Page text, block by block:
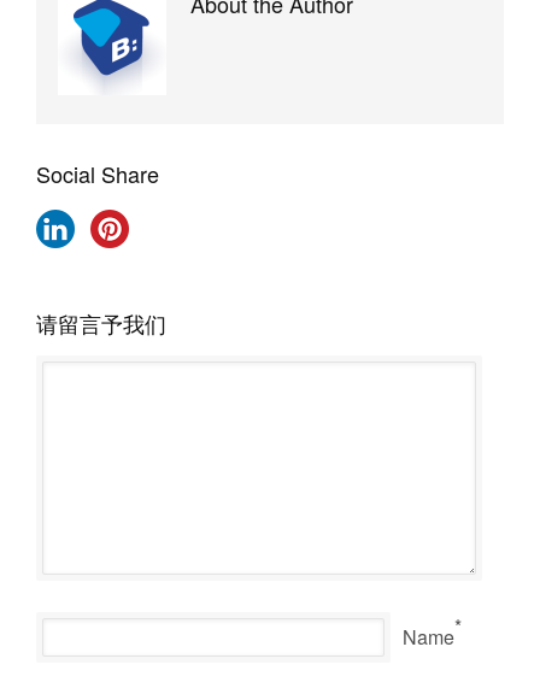
Social Share
请留言予我们
Name*